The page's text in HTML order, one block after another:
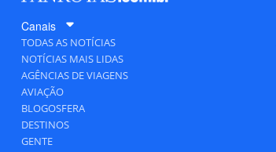
Canais
TODAS AS NOTÍCIAS
NOTÍCIAS MAIS LIDAS
AGÊNCIAS DE VIAGENS
AVIAÇÃO
BLOGOSFERA
DESTINOS
GENTE